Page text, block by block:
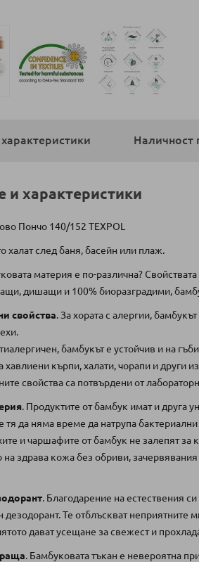
Наличност
и характеристики
Пончо 140/152 TEXPOL
халат след баня, басейн или плаж.
материя е по-различна?
дишащи и 100% биоразградими,
свойства. За хората с алергии,
бамбукът е устойчив и на
хавлиени кърпи, халати, чорапи и други
свойства са потвърдени от
. Продуктите от бамбук имат и друга
тя да няма време да натрупа
и чаршафите от бамбук не залепят за
здрава кожа без обриви,
. Благодарение на естествения
дезодорант. Те отблъскват неприятните
дават усещане за свежест и
. Бамбуковата тъкан е невероятна